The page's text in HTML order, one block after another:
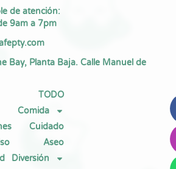
de atención:
9am a 7pm
Bay, Planta Baja. Calle Manuel de
TODO
Comida
Cuidado
Aseo
Diversión